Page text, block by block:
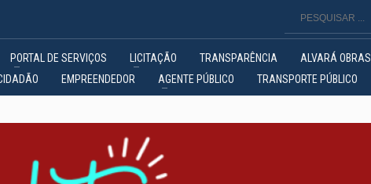
PORTAL DE SERVIÇOS LICITAÇÃO TRANSPARÊNCIA ALVARÁ OBRAS
EMPREENDEDOR AGENTE PÚBLICO TRANSPORTE PÚBLICO